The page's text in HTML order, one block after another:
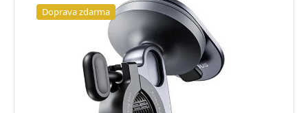
Doprava zdarma